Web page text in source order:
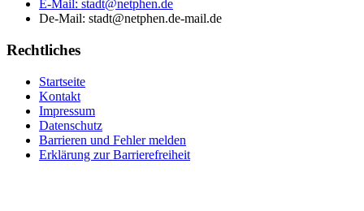
E-Mail: stadt@netphen.de
De-Mail: stadt@netphen.de-mail.de
Rechtliches
Startseite
Kontakt
Impressum
Datenschutz
Barrieren und Fehler melden
Erklärung zur Barrierefreiheit